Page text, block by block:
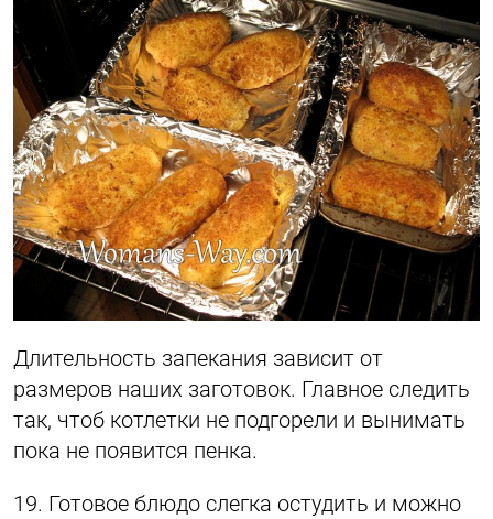
Длительность запекания зависит от
размеров наших заготовок. Главное следить
так, чтоб котлетки не подгорели и вынимать
пока не появится пенка.
19. Готовое блюдо слегка остудить и можно